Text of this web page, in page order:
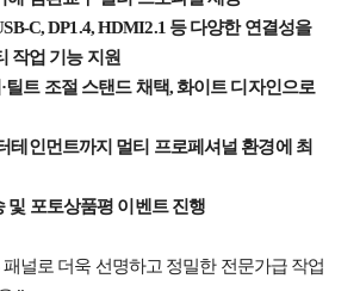
C, DP1.4, HDMI2.1 등 다양한 연결성을
작업 기능 지원
틸트 조절 스탠드 채택, 화이트 디자인으로
테인먼트까지 멀티 프로페셔널 환경에 최
및 포토상품평 이벤트 진행
패널로 더욱 선명하고 정밀한 전문가급 작업